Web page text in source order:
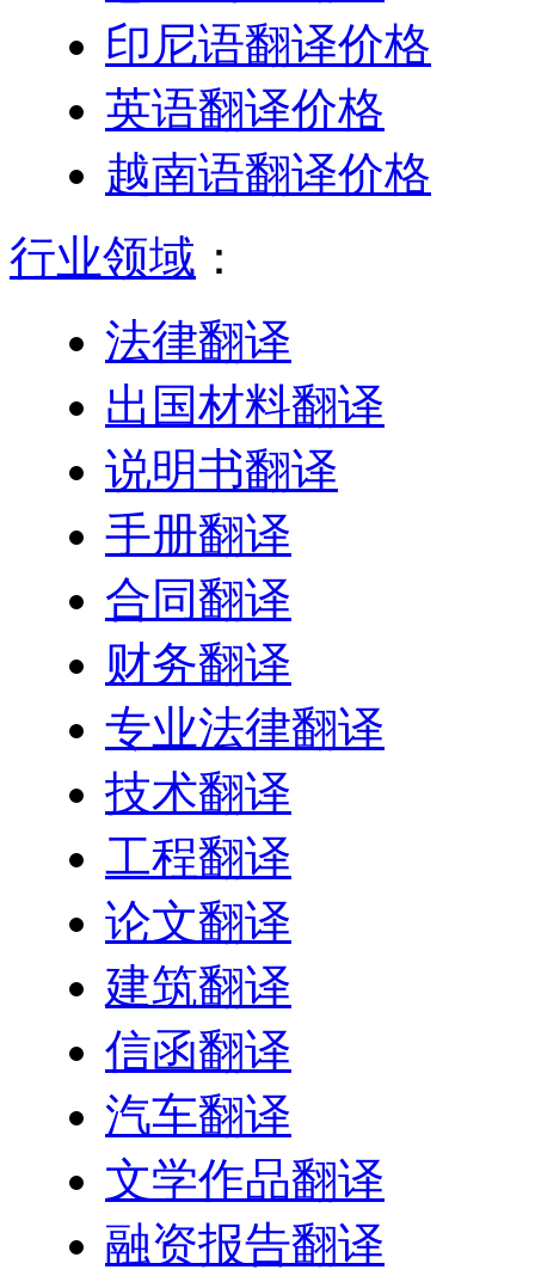
印尼语翻译价格
英语翻译价格
越南语翻译价格
行业领域 ：
法律翻译
出国材料翻译
说明书翻译
手册翻译
合同翻译
财务翻译
专业法律翻译
技术翻译
工程翻译
论文翻译
建筑翻译
信函翻译
汽车翻译
文学作品翻译
融资报告翻译